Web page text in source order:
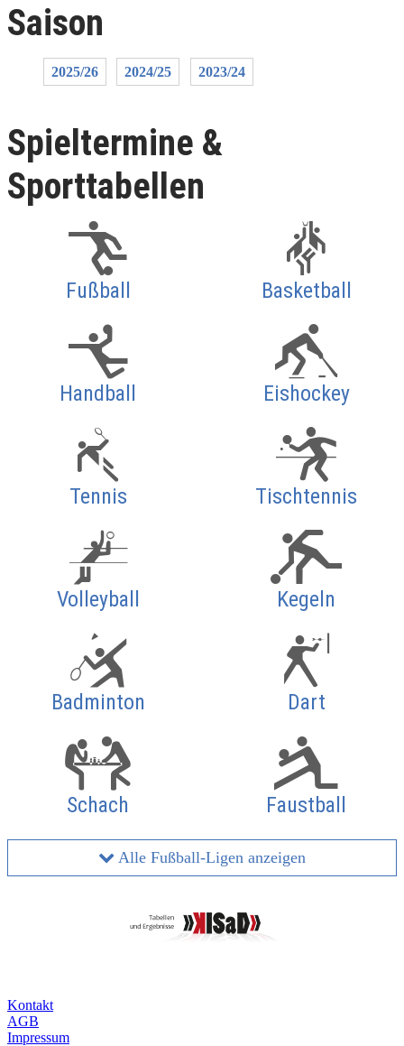
Saison
2025/26 2024/25 2023/24
Spieltermine &
Sporttabellen
Fußball Basketball
Handball Eishockey
Tennis Tischtennis
Volleyball Kegeln
Badminton Dart
Schach Faustball
Alle Fußball-Ligen anzeigen
Kontakt
AGB
Impressum